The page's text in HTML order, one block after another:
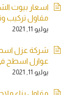
مقاول تركيب
يوليو 11, 2021
عوازل اسطح
يوليو 11, 2021